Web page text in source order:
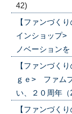
42)
【ファンづく
インショップ>
ノベーション
【ファンづく
ｇｅ> ファム
い、２０周年
【ファンづく